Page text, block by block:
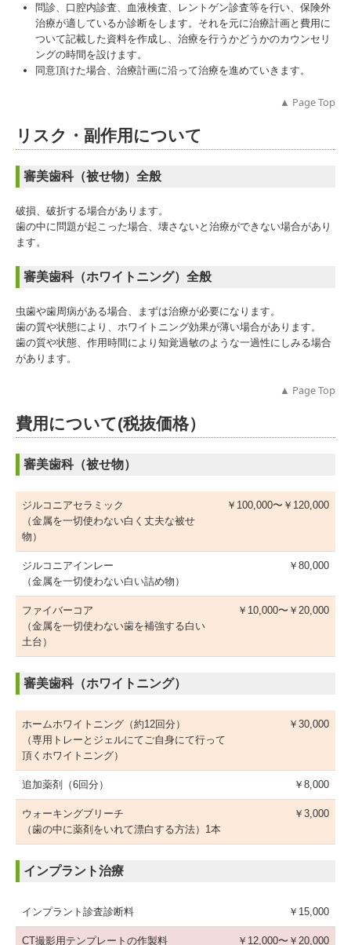
問診、口腔内診査、血液検査、レントゲン診査等を行い、保険外
治療が適しているか診断をします。それを元に治療計画と費用に
ついて記載した資料を作成し、治療を行うかどうかのカウンセリ
ングの時間を設けます。
同意頂けた場合、治療計画に沿って治療を進めていきます。
▲ Page Top
リスク・副作用について
審美歯科（被せ物）全般
破損、破折する場合があります。
歯の中に問題が起こった場合、壊さないと治療ができない場合があり
ます。
審美歯科（ホワイトニング）全般
虫歯や歯周病がある場合、まずは治療が必要になります。
歯の質や状態により、ホワイトニング効果が薄い場合があります。
歯の質や状態、作用時間により知覚過敏のような一過性にしみる場合
があります。
▲ Page Top
費用について(税抜価格）
審美歯科（被せ物）
ジルコニアセラミック
（金属を一切使わない白く丈夫な被せ
物）
￥100,000〜￥120,000
ジルコニアインレー
（金属を一切使わない白い詰め物）
￥80,000
ファイバーコア
（金属を一切使わない歯を補強する白い
土台）
￥10,000〜￥20,000
審美歯科（ホワイトニング）
ホームホワイトニング（約12回分）
（専用トレーとジェルにてご自身にて行って
頂くホワイトニング）
￥30,000
追加薬剤 （6回分） ￥8,000
ウォーキングブリーチ
（歯の中に薬剤をいれて漂白する方法）1本
￥3,000
インプラント治療
インプラント診査診断料 ￥15,000
CT撮影用テンプレートの作製料 ￥12,000〜￥20,000